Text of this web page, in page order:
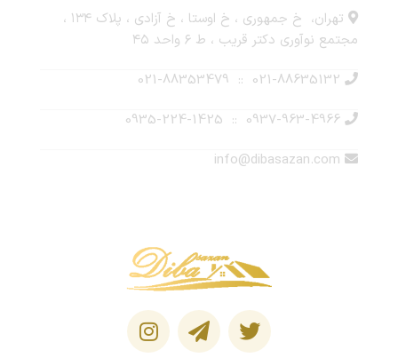
تهران، خ جمهوری ، خ اوستا ، خ آزادی ، پلاک ۱۳۴ ،
مجتمع نوآوری دکتر قریب ، ط ۶ واحد ۴۵